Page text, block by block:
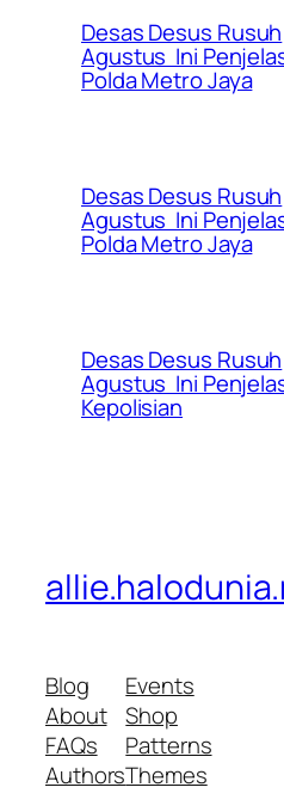
Desas Desus Rusuh
Agustus Ini
Polda Metro Jaya
Desas Desus Rusuh
Agustus Ini
Polda Metro Jaya
Desas Desus Rusuh
Agustus Ini
Kepolisian
Blog
About
FAQs
Authors
Events
Shop
Patterns
Themes